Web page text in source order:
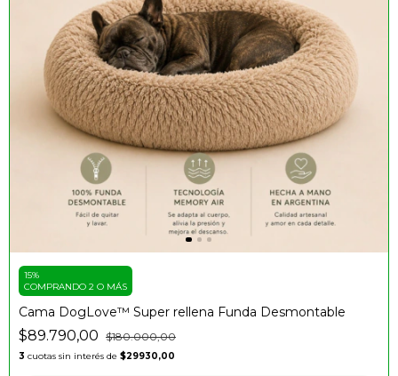
15%
COMPRANDO 2 O MÁS
Cama DogLove™️ Super rellena Funda Desmontable
$89.790,00 $180.000,00
3 cuotas sin interés de $29930,00